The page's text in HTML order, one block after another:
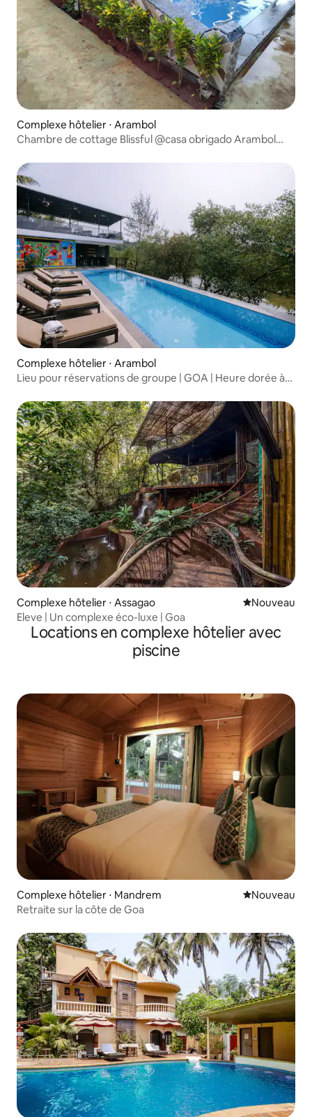
Complexe hôtelier ⋅ Arambol
Chambre de cottage Blissful @casa obrigado Arambol
Complexe hôtelier ⋅ Arambol
Lieu pour réservations de groupe | GOA | Heure dorée à
Complexe hôtelier ⋅ Assagao Nouvel
Nouveau
Eleve | Un complexe éco-luxe | Goa
Locations en complexe hôtelier avec
piscine
Complexe hôtelier ⋅ Mandrem Nouvel
Nouveau
Retraite sur la côte de Goa